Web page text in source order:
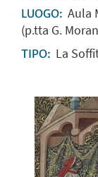
LUOGO: Aula
(p.tta G.
TIPO: La